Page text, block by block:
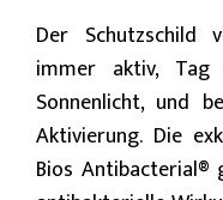
Der Schutzschild
immer aktiv,
Sonnenlicht, und
Aktivierung. Die
Bios Antibacterial®